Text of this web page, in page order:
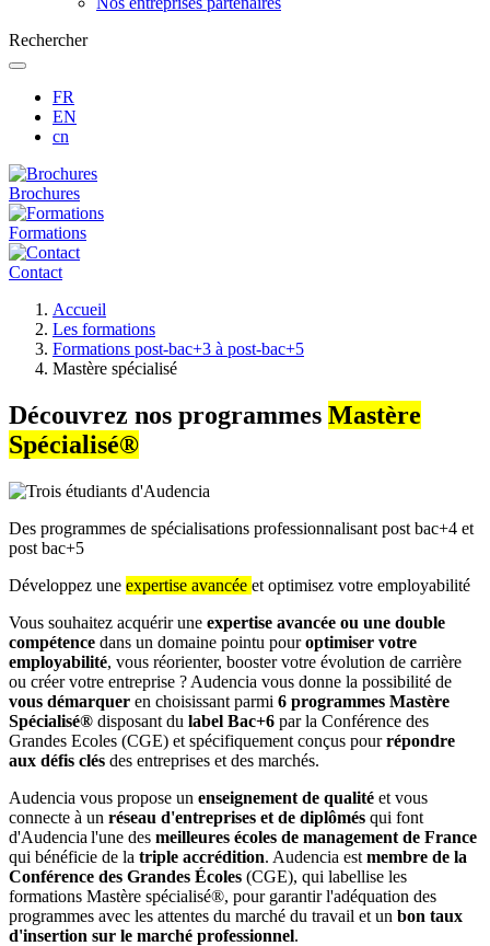
Rechercher
FR
EN
cn
Brochures
Formations
Contact
d'Ariane
Accueil
Les formations
Formations post-bac+3 à post-bac+5
Mastère spécialisé
Découvrez nos programmes Mastère
Spécialisé®
Des programmes de spécialisations professionnalisant post bac+4 et
post bac+5
Développez une expertise avancée et optimisez votre employabilité
Vous souhaitez acquérir une expertise avancée ou une double
compétence dans un domaine pointu pouroptimiser votre
employabilité, vous réorienter, booster votre évolution de carrière
ou créer votre entreprise ? Audencia vous donne la possibilité de
vous démarquer en choisissant parmi 6 programmes Mastère
Spécialisé® disposant du label Bac+6 par la Conférence des
Grandes Ecoles (CGE) et spécifiquement conçus pourrépondre
aux défis clés des entreprises et des marchés.
Audencia vous propose un enseignement de qualité et vous
connecte à un réseau d'entreprises et de diplômés qui font
d'Audencia l'une des meilleures écoles de management de France
qui bénéficie de la triple accrédition. Audencia est membre de la
Conférence des Grandes Écoles (CGE), qui labellise les
formations Mastère spécialisé®, pour garantir l'adéquation des
programmes avec les attentes du marché du travail et un bon taux
d'insertion sur le marché professionnel.